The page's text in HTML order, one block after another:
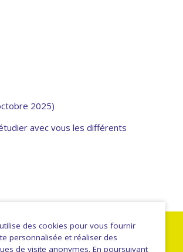
2025)
avec vous les différents
des cookies pour vous fournir
personnalisée et réaliser des
de visite anonymes. En poursuivant